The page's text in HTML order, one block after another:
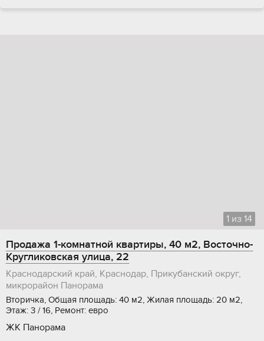
1 из 14
Продажа 1-комнатной квартиры, 40 м2, Восточно-
Кругликовская улица, 22
Краснодарский край, Краснодар, Прикубанский округ,
микрорайон Панорама
Вторичка, Общая площадь: 40 м2, Жилая площадь: 20 м2,
Этаж: 3 / 16, Ремонт: евро
ЖК Панорама